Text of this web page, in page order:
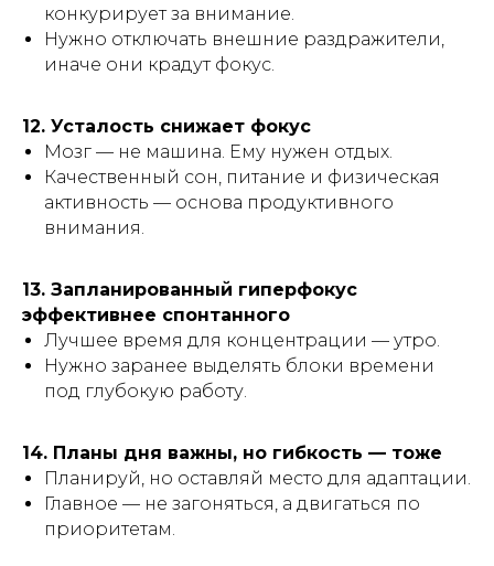
конкурирует за внимание.
Нужно отключать внешние раздражители,
иначе они крадут фокус.
12. Усталость снижает фокус
Мозг — не машина. Ему нужен отдых.
Качественный сон, питание и физическая
активность — основа продуктивного
внимания.
13. Запланированный гиперфокус
эффективнее спонтанного
Лучшее время для концентрации — утро.
Нужно заранее выделять блоки времени
под глубокую работу.
14. Планы дня важны, но гибкость — тоже
Планируй, но оставляй место для адаптации.
Главное — не загоняться, а двигаться по
приоритетам.